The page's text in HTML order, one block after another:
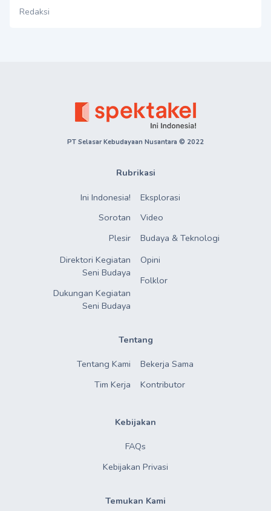
Redaksi
PT Selasar Kebudayaan Nusantara © 2022
Rubrikasi
Ini Indonesia!
Sorotan
Plesir
Direktori Kegiatan
Seni Budaya
Dukungan Kegiatan
Seni Budaya
Eksplorasi
Video
Budaya & Teknologi
Opini
Folklor
Tentang
Tentang Kami
Tim Kerja
Bekerja Sama
Kontributor
Kebijakan
FAQs
Kebijakan Privasi
Temukan Kami